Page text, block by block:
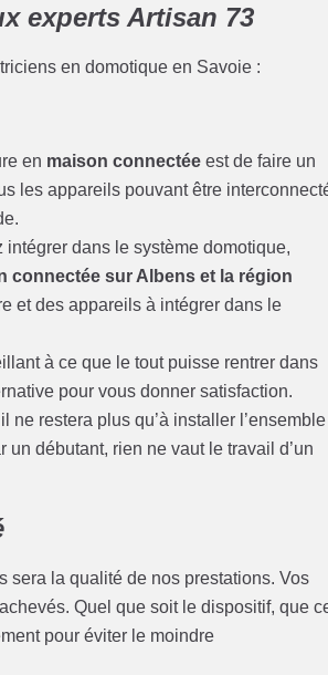
experts Artisan 73
en domotique en Savoie :
en maison connectée est de faire un
les appareils pouvant être
dans le système domotique,
connectée sur Albens et la région
et des appareils à intégrer dans le
à ce que le tout puisse rentrer dans
pour vous donner satisfaction.
restera plus qu’à installer l’ensemble
débutant, rien ne vaut le travail d’un
sera la qualité de nos prestations. Vos
Quel que soit le dispositif, que
pour éviter le moindre